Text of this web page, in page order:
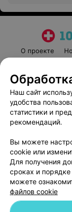
О проекте
Наш сайт
удобства
статистики и
рекомендаций.
Вы можете
cookie или
Для получения
сроках и
можете
файлов cookie